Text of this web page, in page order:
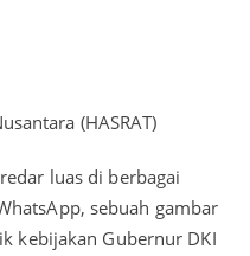
(HASRAT)
luas di berbagai
sebuah gambar
kebijakan Gubernur DKI